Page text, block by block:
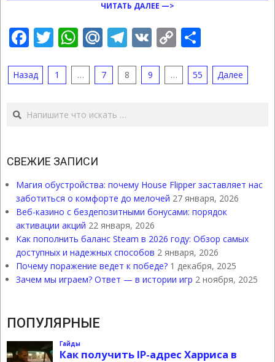
ЧИТАТЬ ДАЛЕЕ —>
Facebook
Twitter
WhatsApp
Mail.Ru
Telegram
VK Copy
ПАГИНАЦИЯ
Назад 1 … 7 8 9 … 55 Далее
Поиск
СВЕЖИЕ ЗАПИСИ
Магия обустройства: почему House Flipper заставляет нас
заботиться о комфорте до мелочей 27 января, 2026
Веб-казино с бездепозитными бонусами: порядок
активации акций 22 января, 2026
Как пополнить баланс Steam в 2026 году: Обзор самых
доступных и надежных способов 2 января, 2026
Почему поражение ведет к победе? 1 декабря, 2025
Зачем мы играем? Ответ — в истории игр 2 ноября, 2025
ПОПУЛЯРНЫЕ